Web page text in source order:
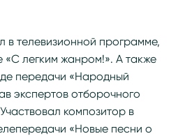
в телевизионной программе,
«С легким жанром!». А также
передачи «Народный
экспертов отборочного
композитор в
«Новые песни о